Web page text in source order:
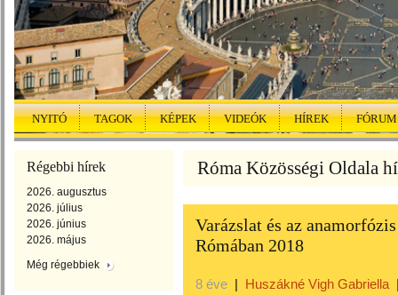
NYITÓ TAGOK KÉPEK VIDEÓK HÍREK FÓRUM
Régebbi hírek
2026. augusztus
2026. július
2026. június
2026. május
Még régebbiek
Róma Közösségi Oldala
Varázslat és az
Rómában 2018
8 éve | Huszákné Vigh Gabriella